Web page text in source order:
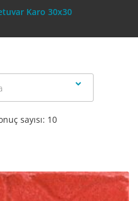
Karo 30x30
sayısı: 10